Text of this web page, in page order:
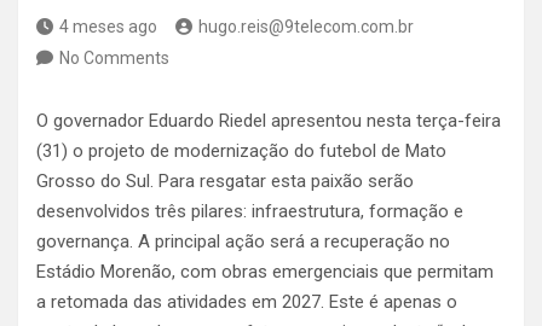
4 meses ago
hugo.reis@9telecom.com.br
No Comments
O governador Eduardo Riedel apresentou nesta terça-feira
(31) o projeto de modernização do futebol de Mato
Grosso do Sul. Para resgatar esta paixão serão
desenvolvidos três pilares: infraestrutura, formação e
governança. A principal ação será a recuperação no
Estádio Morenão, com obras emergenciais que permitam
a retomada das atividades em 2027. Este é apenas o